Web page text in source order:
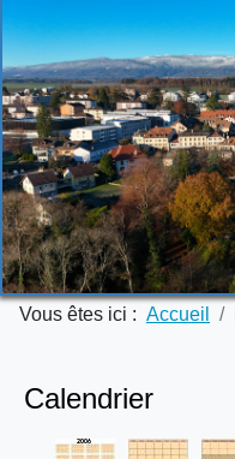
Vous êtes ici : Accueil
Calendrier